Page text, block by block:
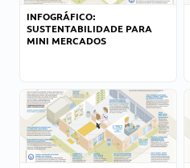
INFOGRÁFICO:
SUSTENTABILIDADE PARA
MINI MERCADOS